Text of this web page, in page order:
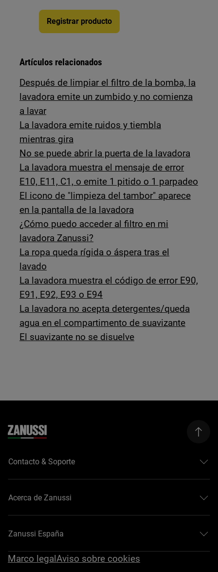
Registrar producto
Artículos relacionados
Después de limpiar el filtro de la bomba, la
lavadora emite un zumbido y no comienza
a lavar
La lavadora emite ruidos y tiembla
mientras gira
No se puede abrir la puerta de la lavadora
La lavadora muestra el mensaje de error
E10, E11, C1, o emite 1 pitido o 1 parpadeo
El icono de "limpieza del tambor" aparece
en la pantalla de la lavadora
¿Cómo puedo acceder al filtro en mi
lavadora Zanussi?
La ropa queda rígida o áspera tras el
lavado
La lavadora muestra el código de error E90,
E91, E92, E93 o E94
La lavadora no acepta detergentes/queda
agua en el compartimento de suavizante
El suavizante no se disuelve
Contacto & Soporte
Acerca de Zanussi
Zanussi España
Marco legalAviso sobre cookies